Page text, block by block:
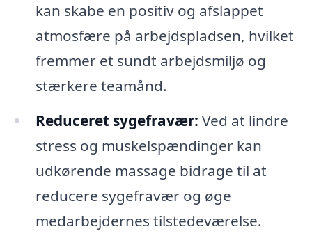
kan skabe en positiv og afslappet
atmosfære på arbejdspladsen, hvilket
fremmer et sundt arbejdsmiljø og
stærkere teamånd.
Reduceret sygefravær: Ved at lindre
stress og muskelspændinger kan
udkørende massage bidrage til at
reducere sygefravær og øge
medarbejdernes tilstedeværelse.